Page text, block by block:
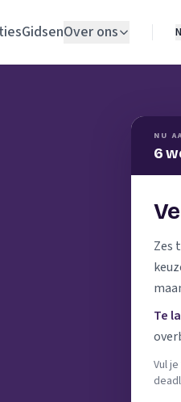
GidsenOver ons
NU
6
Zes
Te
Vul